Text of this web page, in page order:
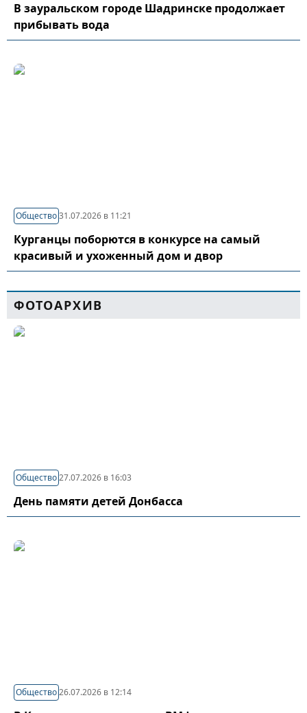
В зауральском городе Шадринске продолжает
прибывать вода
Общество31.07.2026 в 11:21
Курганцы поборются в конкурсе на самый
красивый и ухоженный дом и двор
ФОТОАРХИВ
Общество27.07.2026 в 16:03
День памяти детей Донбасса
Общество26.07.2026 в 12:14